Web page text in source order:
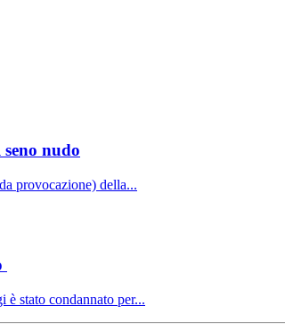
nudo
provocazione) della...
è stato condannato per...